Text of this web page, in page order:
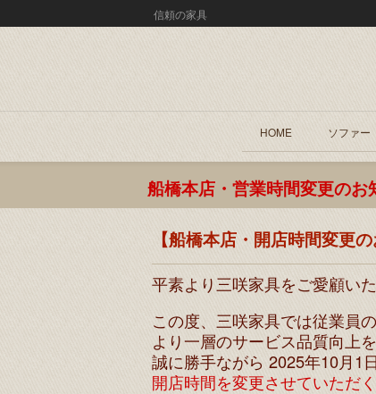
信頼の家具
HOME ソファー
船橋本店・営業時間変更のお
【船橋本店・開店時間変更の
平素より三咲家具をご愛顧い
この度、三咲家具では従業員
より一層のサービス品質向上
誠に勝手ながら 2025年10月1
開店時間を変更させていただ